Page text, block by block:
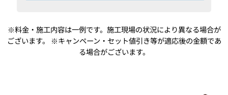
※料金・施工内容は一例です。施工現場の状況により異なる場合が
ございます。
※キャンペーン・セット値引き等が適応後の金額であ
る場合がございます。